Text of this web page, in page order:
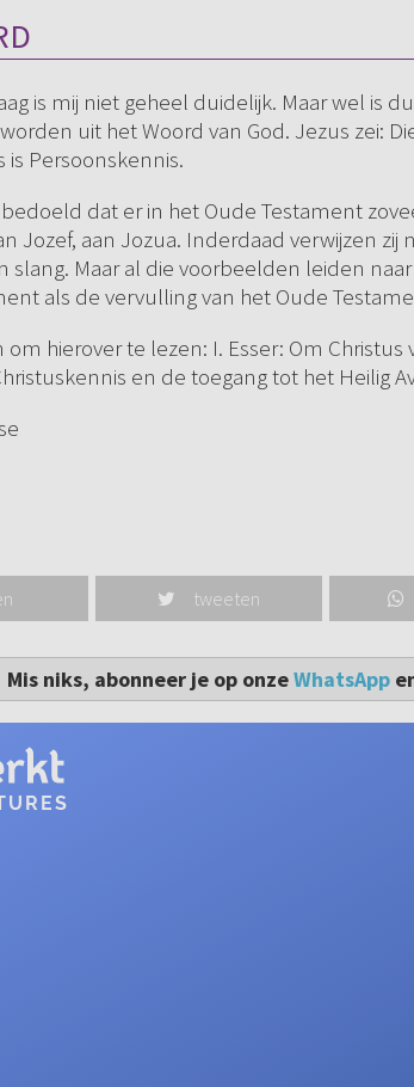
is mij niet geheel duidelijk. Maar wel is
uit het Woord van God. Jezus zei:
is Persoonskennis.
dat er in het Oude Testament
Jozef, aan Jozua. Inderdaad verwijzen zij
slang. Maar al die voorbeelden leiden
als de vervulling van het Oude
hierover te lezen: I. Esser: Om Christus
en de toegang tot het Heilig
tweeten
Mis niks, abonneer je op onzeWhatsApp